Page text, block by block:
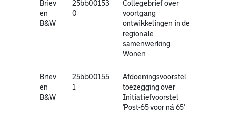
Briev
en
B&W
25bb00153
0
Collegebrief over
voortgang
ontwikkelingen in de
regionale
samenwerking
Wonen
Briev
en
B&W
25bb00155
1
Afdoeningsvoorstel
toezegging over
Initiatiefvoorstel
'Post-65 voor ná 65'